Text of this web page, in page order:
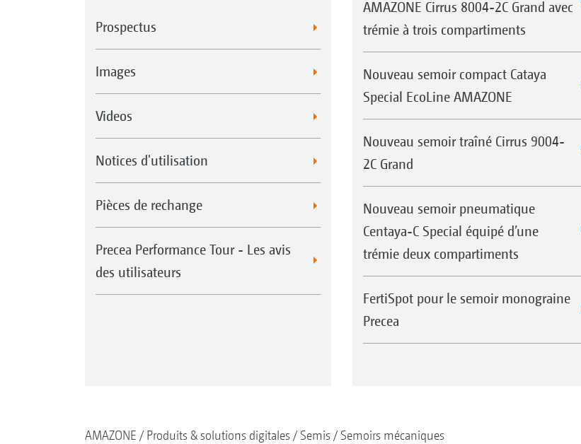
Prospectus
Images
Videos
Notices d'utilisation
Pièces de rechange
Precea Performance Tour - Les avis
des utilisateurs
AMAZONE Cirrus 8004-2C Grand avec
trémie à trois compartiments
Nouveau semoir compact Cataya
Special EcoLine AMAZONE
Nouveau semoir traîné Cirrus 9004-
2C Grand
Nouveau semoir pneumatique
Centaya-C Special équipé d’une
trémie deux compartiments
FertiSpot pour le semoir monograine
Precea
AMAZONE Produits & solutions digitales Semis Semoirs mécaniques